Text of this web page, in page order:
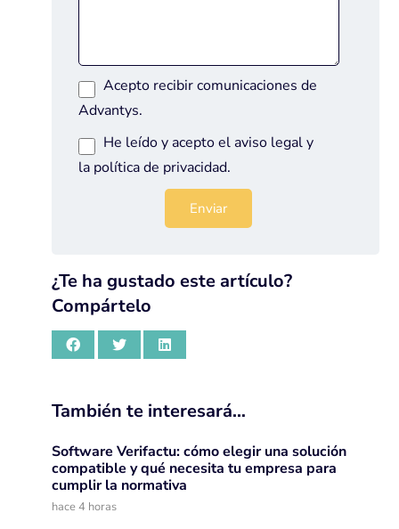
Acepto recibir comunicaciones de
Advantys.
He leído y acepto el aviso legaly
la política de privacidad.
¿Te ha gustado este artículo?
Compártelo
También te interesará…
Software Verifactu: cómo elegir una solución
compatible y qué necesita tu empresa para
cumplir la normativa
hace 4 horas